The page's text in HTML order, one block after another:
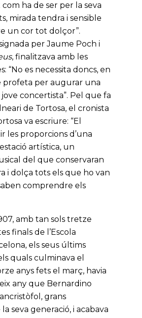
ha de ser per la seva
mirada tendra i sensible
un cor tot dolçor”.
per Jaume Poch i
, finalitzava amb les
“No es necessita doncs, en
profeta per augurar una
concertista”. Pel que fa
de Tortosa, el cronista
va escriure: “El
les proporcions d’una
artística, un
del que conservaran
i dolça tots els que ho van
comprendre els
amb tan sols tretze
finals de l’Escola
els seus últims
quals culminava el
anys fets el març, havia
any que Bernardino
grans
seva generació, i acabava